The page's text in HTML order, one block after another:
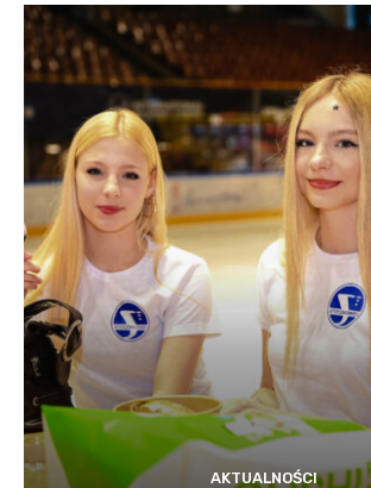
AKTUALNOŚCI